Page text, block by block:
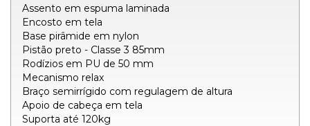
Assento em espuma laminada
Encosto em tela
Base pirâmide em nylon
Pistão preto - Classe 3 85mm
Rodízios em PU de 50 mm
Mecanismo relax
Braço semirrígido com regulagem de altura
Apoio de cabeça em tela
Suporta até 120kg